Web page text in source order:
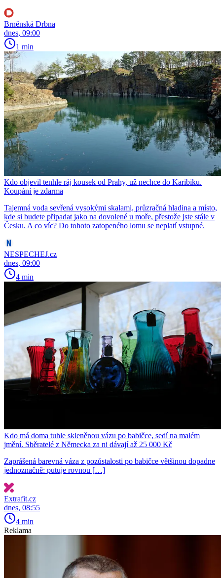
Brněnská Drbna
dnes, 09:00
1 min
Kdo objevil tenhle ráj kousek od Prahy, už nechce do Karibiku.
Koupání je zdarma
Tajemná voda sevřená vysokými skalami, průzračná hladina a místo,
kde si budete připadat jako na dovolené u moře, přestože jste stále v
Česku. A co víc? Do tohoto zatopeného lomu se neplatí vstupné.
NESPECHEJ.cz
dnes, 09:00
4 min
Kdo má doma tuhle skleněnou vázu po babičce, sedí na malém
jmění. Sběratelé z Německa za ni dávají až 25 000 Kč
Zaprášená barevná váza z pozůstalosti po babičce většinou dopadne
jednoznačně: putuje rovnou […]
Extrafit.cz
dnes, 08:55
4 min
Reklama